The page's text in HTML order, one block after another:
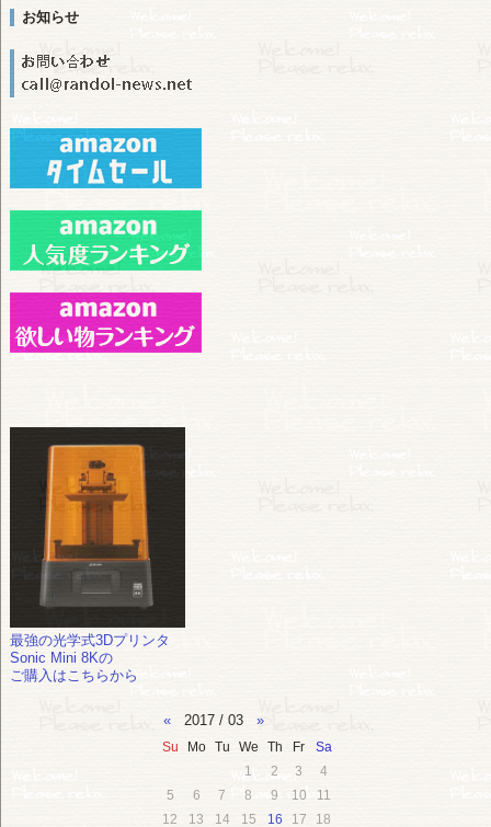
お知らせ
最強の光学式3Dプリンタ
Sonic Mini 8Kの
ご購入はこちらから
« 2017 / 03 »
Su Mo Tu We Th Fr
Sa
1
2 3
4
5
6 7 8 9 10
11
12
13 14 15 16 17 18